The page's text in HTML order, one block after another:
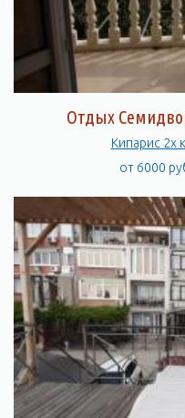
Отдых
Кипарис 2х
от 6000